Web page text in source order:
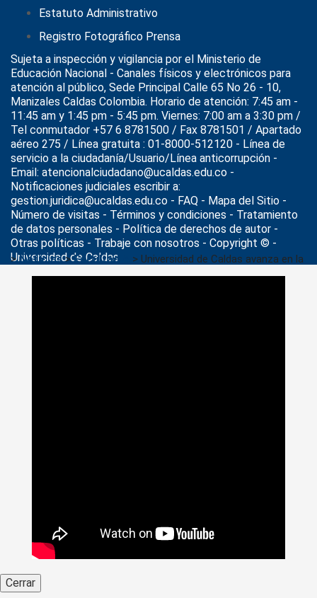
>Noticias>FacultadIA > Universidad de Caldas avanza en la
construcción de la Facultad de Inteligencia Artificial e
Estatuto Administrativo
Registro Fotográfico Prensa
Sujeta a inspección y vigilancia por el Ministerio de
Educación Nacional - Canales físicos y electrónicos para
atención al público, Sede Principal Calle 65 No 26 - 10,
Manizales Caldas Colombia. Horario de atención: 7:45 am -
11:45 am y 1:45 pm - 5:45 pm. Viernes: 7:00 am a 3:30 pm /
Tel conmutador +57 6 8781500 / Fax 8781501 / Apartado
aéreo 275 / Línea gratuita : 01-8000-512120 - Línea de
servicio a la ciudadanía/Usuario/Línea anticorrupción -
Email: atencionalciudadano@ucaldas.edu.co -
Notificaciones judiciales escribir a:
gestion.juridica@ucaldas.edu.co - FAQ - Mapa del Sitio -
Número de visitas - Términos y condiciones - Tratamiento
de datos personales - Política de derechos de autor -
Otras políticas - Trabaje con nosotros - Copyright © -
Universidad de Caldas
Cerrar